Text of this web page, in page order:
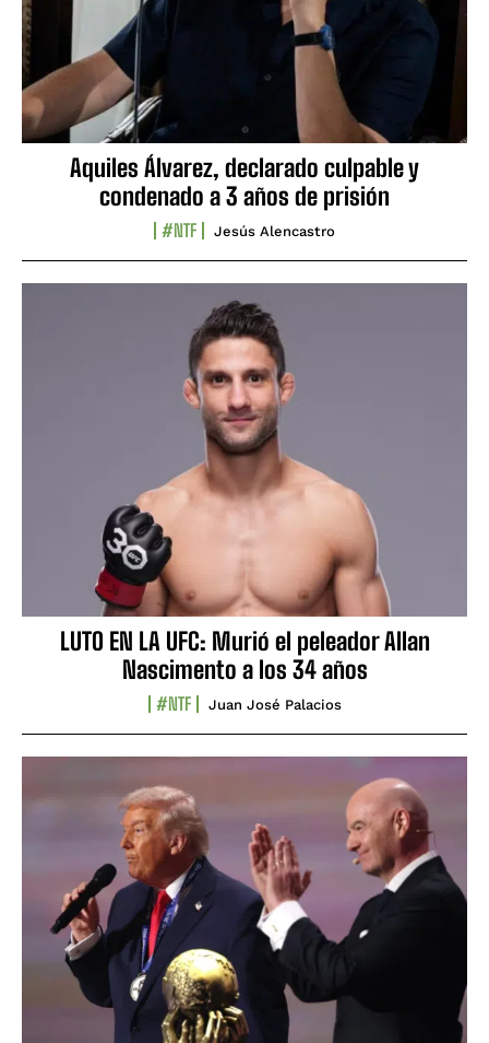
Aquiles Álvarez, declarado culpable y
condenado a 3 años de prisión
#NTF Jesús Alencastro
LUTO EN LA UFC: Murió el peleador Allan
Nascimento a los 34 años
#NTF Juan José Palacios